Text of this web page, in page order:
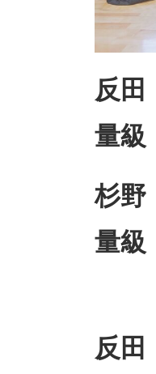
反
量級
杉
量級
反